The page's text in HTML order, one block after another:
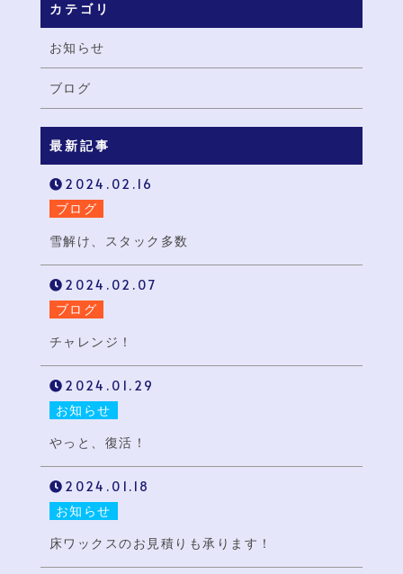
カテゴリ
お知らせ
ブログ
最新記事
2024.02.16
ブログ
雪解け、スタック多数
2024.02.07
ブログ
チャレンジ！
2024.01.29
お知らせ
やっと、復活！
2024.01.18
お知らせ
床ワックスのお見積りも承ります！